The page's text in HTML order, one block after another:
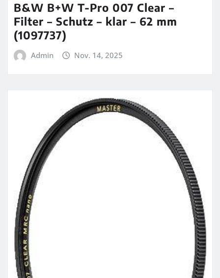
B&W B+W T-Pro 007 Clear –
Filter – Schutz – klar – 62 mm
(1097737)
Admin Nov. 14, 2025